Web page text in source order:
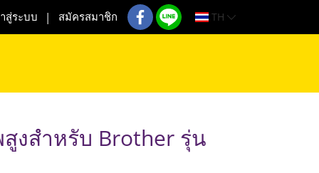
สู่ระบบ สมัครสมาชิก TH
งสำหรับ Brother รุ่น